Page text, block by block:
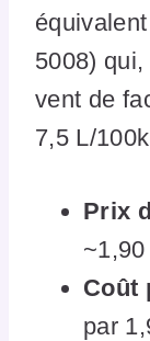
5008)
vent de
7,5 L/
Prix
Coût
par